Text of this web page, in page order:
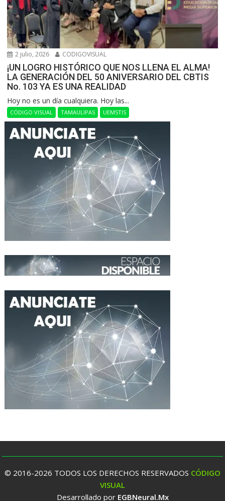
2 julio, 2026 CODIGOVISUAL
¡UN LOGRO HISTÓRICO QUE NOS LLENA EL ALMA!
LA GENERACIÓN DEL 50 ANIVERSARIO DEL CBTIS
No. 103 YA ES UNA REALIDAD
Hoy no es un día cualquiera. Hoy las...
CÓDIGO VISUAL TAMAULIPAS UEMSTIS
© 2016-2026 TODOS LOS DERECHOS RESERVADOS CÓDIGO
VISUAL
Desarrollado por EGBNeural.Mx